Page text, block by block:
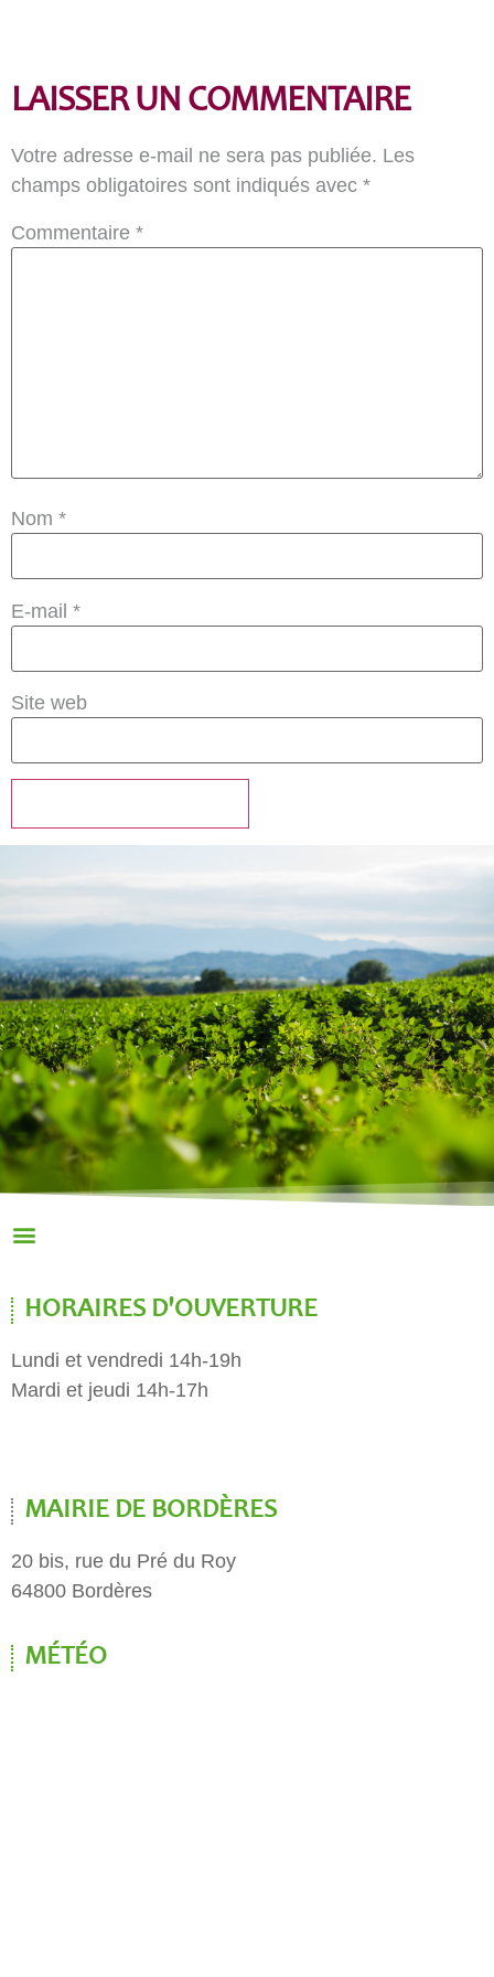
LAISSER UN COMMENTAIRE
Votre adresse e-mail ne sera pas publiée. Les
champs obligatoires sont indiqués avec *
Commentaire *
Nom *
E-mail *
Site web
HORAIRES D'OUVERTURE
Lundi et vendredi 14h-19h
Mardi et jeudi 14h-17h
MAIRIE DE BORDÈRES
20 bis, rue du Pré du Roy
64800 Bordères
MÉTÉO